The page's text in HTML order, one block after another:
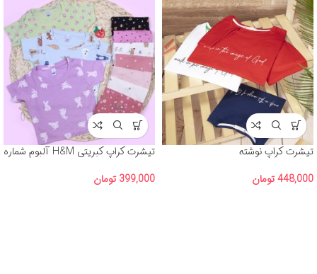
تیشرت کراپ نوشته
448,000تومان
تیشرت کراپ کبریتی H&M آلبوم شماره
399,000 تومان